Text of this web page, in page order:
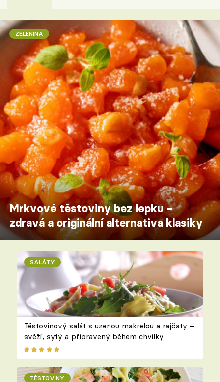
ZELENINA
Mrkvové těstoviny bez lepku –
zdravá a originální alternativa klasiky
SALÁTY
Těstovinový salát s uzenou makrelou a rajčaty –
svěží, sytý a připravený během chvilky
TĚSTOVINY